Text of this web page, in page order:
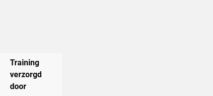
Training
verzorgd
door